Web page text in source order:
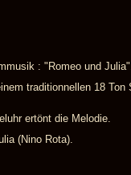
: "Romeo und Julia".
traditionnellen 18
ertönt die Melodie.
(Nino Rota).